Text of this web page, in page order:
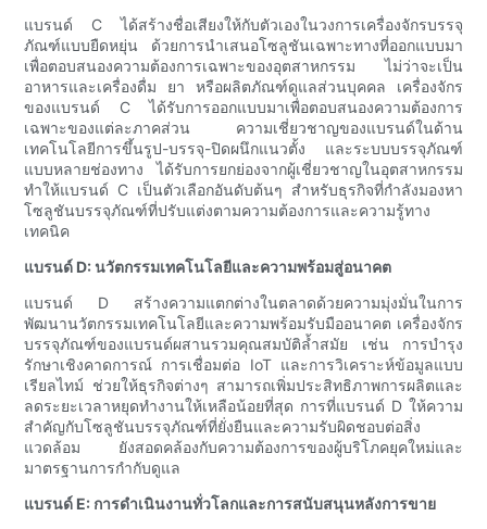
แบรนด์ C ได้สร้างชื่อเสียงให้กับตัวเองในวงการเครื่องจักรบรรจุ
ภัณฑ์แบบยืดหยุ่น ด้วยการนำเสนอโซลูชันเฉพาะทางที่ออกแบบมา
เพื่อตอบสนองความต้องการเฉพาะของอุตสาหกรรม ไม่ว่าจะเป็น
อาหารและเครื่องดื่ม ยา หรือผลิตภัณฑ์ดูแลส่วนบุคคล เครื่องจักร
ของแบรนด์ C ได้รับการออกแบบมาเพื่อตอบสนองความต้องการ
เฉพาะของแต่ละภาคส่วน ความเชี่ยวชาญของแบรนด์ในด้าน
เทคโนโลยีการขึ้นรูป-บรรจุ-ปิดผนึกแนวตั้ง และระบบบรรจุภัณฑ์
แบบหลายช่องทาง ได้รับการยกย่องจากผู้เชี่ยวชาญในอุตสาหกรรม
ทำให้แบรนด์ C เป็นตัวเลือกอันดับต้นๆ สำหรับธุรกิจที่กำลังมองหา
โซลูชันบรรจุภัณฑ์ที่ปรับแต่งตามความต้องการและความรู้ทาง
เทคนิค
แบรนด์ D: นวัตกรรมเทคโนโลยีและความพร้อมสู่อนาคต
แบรนด์ D สร้างความแตกต่างในตลาดด้วยความมุ่งมั่นในการ
พัฒนานวัตกรรมเทคโนโลยีและความพร้อมรับมืออนาคต เครื่องจักร
บรรจุภัณฑ์ของแบรนด์ผสานรวมคุณสมบัติล้ำสมัย เช่น การบำรุง
รักษาเชิงคาดการณ์ การเชื่อมต่อ IoT และการวิเคราะห์ข้อมูลแบบ
เรียลไทม์ ช่วยให้ธุรกิจต่างๆ สามารถเพิ่มประสิทธิภาพการผลิตและ
ลดระยะเวลาหยุดทำงานให้เหลือน้อยที่สุด การที่แบรนด์ D ให้ความ
สำคัญกับโซลูชันบรรจุภัณฑ์ที่ยั่งยืนและความรับผิดชอบต่อสิ่ง
แวดล้อม ยังสอดคล้องกับความต้องการของผู้บริโภคยุคใหม่และ
มาตรฐานการกำกับดูแล
แบรนด์ E: การดำเนินงานทั่วโลกและการสนับสนุนหลังการขาย